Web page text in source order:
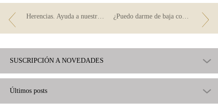
Herencias. Ayuda a nuestra detective Sara en su investigación ¿Puedo darme de baja como cotitular de una cuenta conjunta unilateralmente?
SUSCRIPCIÓN A NOVEDADES
Últimos posts